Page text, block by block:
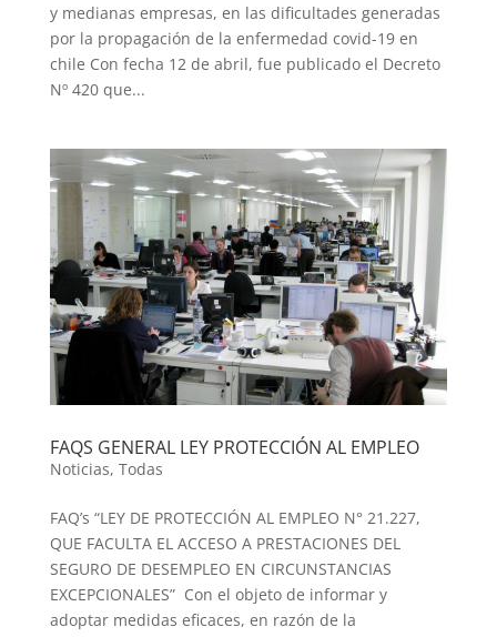
y medianas empresas, en las dificultades generadas
por la propagación de la enfermedad covid-19 en
chile Con fecha 12 de abril, fue publicado el Decreto
Nº 420 que...
FAQS GENERAL LEY PROTECCIÓN AL EMPLEO
Noticias, Todas
FAQ’s “LEY DE PROTECCIÓN AL EMPLEO N° 21.227,
QUE FACULTA EL ACCESO A PRESTACIONES DEL
SEGURO DE DESEMPLEO EN CIRCUNSTANCIAS
EXCEPCIONALES” Con el objeto de informar y
adoptar medidas eficaces, en razón de la